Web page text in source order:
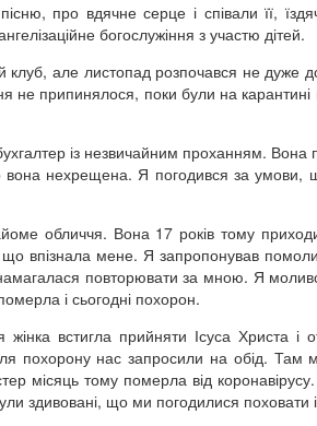
про вдячне серце і співали її,
богослужіння з участю дітей.
клуб, але листопад розпочався не дуже
не припинялося, поки були на
із незвичайним проханням. Вона
нехрещена. Я погодився за умови,
обличчя. Вона 17 років тому
що впізнала мене. Я запропонував
повторювати за мною. Я
і сьогодні похорон.
встигла прийняти Ісуса Христа
похорону нас запросили на обід. Там
місяць тому померла від
здивовані, що ми погодилися поховати